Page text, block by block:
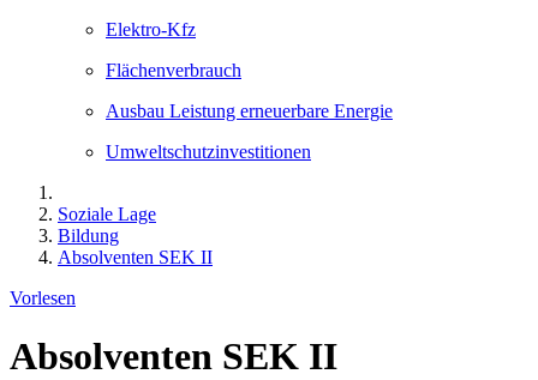
Elektro-Kfz
Flächenverbrauch
Ausbau Leistung erneuerbare Energie
Umweltschutzinvestitionen
Soziale Lage
Bildung
Absolventen SEK II
Vorlesen
Absolventen SEK II